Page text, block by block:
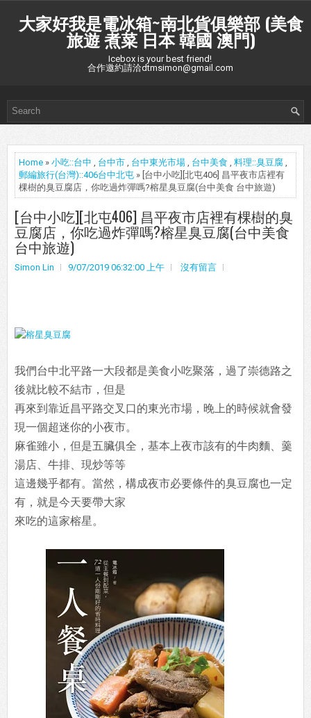
大家好我是電冰箱~南北貨俱樂部 (美食
旅遊 煮菜 日本 韓國 澳門)
Icebox is your best friend!
合作邀約請洽dtmsimon@gmail.com
Home » 小吃::台中 , 台中市 , 台中東光市場 , 台中美食 , 料理::臭豆腐 ,
郵編旅行(台灣)::406台中北屯 » [台中小吃][北屯406] 昌平夜市店裡有
棵樹的臭豆腐店，你吃過炸彈嗎?榕星臭豆腐(台中美食 台中旅遊)
[台中小吃][北屯406] 昌平夜市店裡有棵樹的臭
豆腐店，你吃過炸彈嗎?榕星臭豆腐(台中美食
台中旅遊)
Simon Lin 9/07/2019 06:32:00 上午 沒有留言
我們台中北平路一大段都是美食小吃聚落，過了崇德路之
後就比較不結市，但是
再來到靠近昌平路交叉口的東光市場，晚上的時候就會發
現一個超迷你的小夜市。
麻雀雖小，但是五臟俱全，基本上夜市該有的牛肉麵、羹
湯店、牛排、現炒等等
這邊幾乎都有。當然，構成夜市必要條件的臭豆腐也一定
有，就是今天要帶大家
來吃的這家榕星。